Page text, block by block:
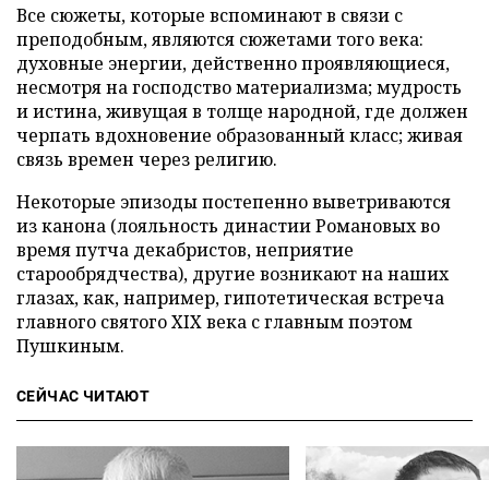
Все сюжеты, которые вспоминают в связи с
преподобным, являются сюжетами того века:
духовные энергии, действенно проявляющиеся,
несмотря на господство материализма; мудрость
и истина, живущая в толще народной, где должен
черпать вдохновение образованный класс; живая
связь времен через религию.
Некоторые эпизоды постепенно выветриваются
из канона (лояльность династии Романовых во
время путча декабристов, неприятие
старообрядчества), другие возникают на наших
глазах, как, например, гипотетическая встреча
главного святого XIX века с главным поэтом
Пушкиным.
СЕЙЧАС ЧИТАЮТ